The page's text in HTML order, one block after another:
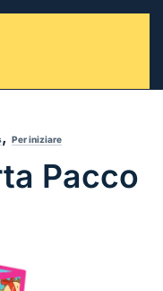
, Per iniziare
Pacco